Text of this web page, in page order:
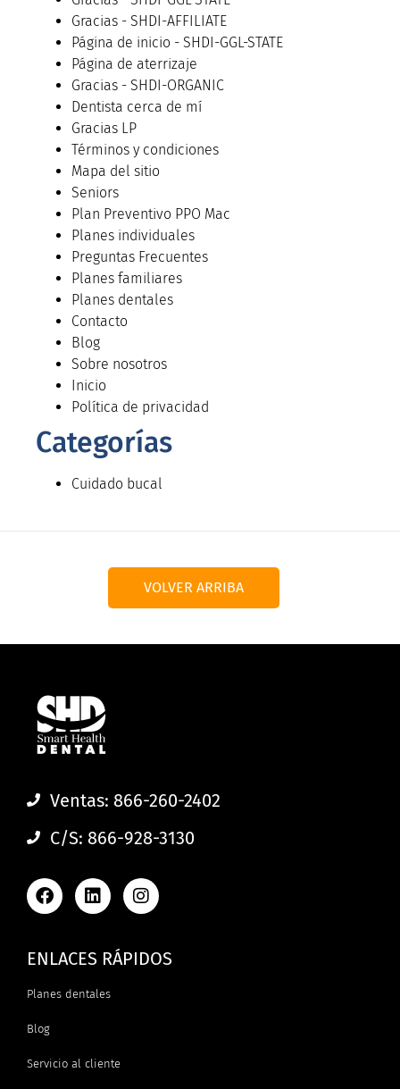
Gracias - SHDI-AFFILIATE
Página de inicio - SHDI-GGL-STATE
Página de aterrizaje
Gracias - SHDI-ORGANIC
Dentista cerca de mí
Gracias LP
Términos y condiciones
Mapa del sitio
Seniors
Plan Preventivo PPO Mac
Planes individuales
Preguntas Frecuentes
Planes familiares
Planes dentales
Contacto
Blog
Sobre nosotros
Inicio
Política de privacidad
Categorías
Cuidado bucal
VOLVER ARRIBA
Ventas: 866-260-2402
C/S: 866-928-3130
ENLACES RÁPIDOS
Planes dentales
Blog
Servicio al cliente